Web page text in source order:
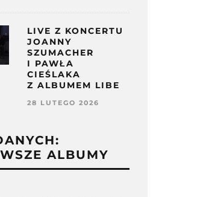
LIVE Z KONCERTU
JOANNY
SZUMACHER
I PAWŁA
CIEŚLAKA
Z ALBUMEM LIBE
28 LUTEGO 2026
ALBUMY